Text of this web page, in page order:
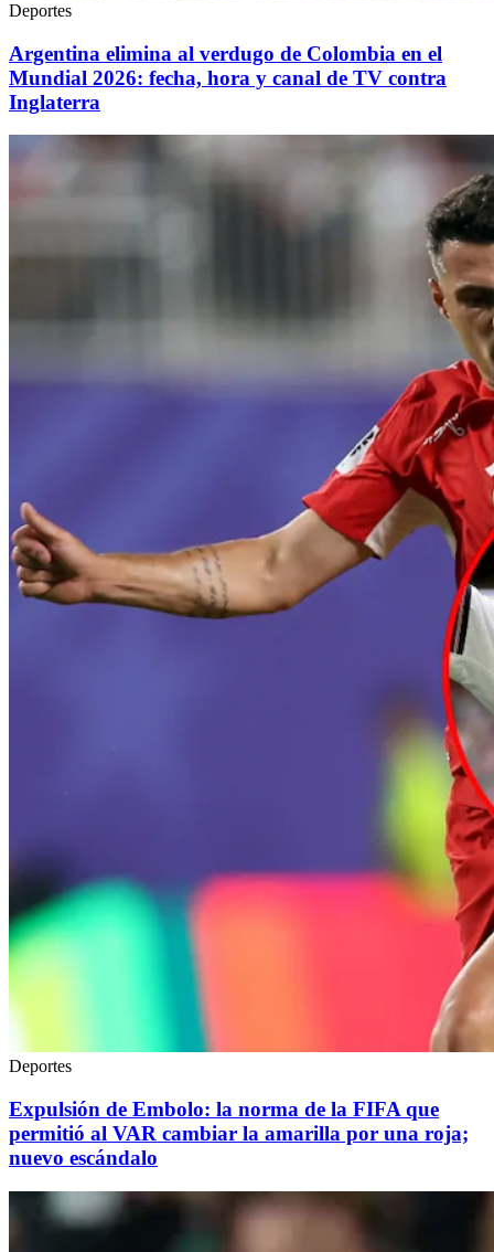
Deportes
Argentina elimina al verdugo de Colombia en el
Mundial 2026: fecha, hora y canal de TV contra
Inglaterra
Deportes
Expulsión de Embolo: la norma de la FIFA que
permitió al VAR cambiar la amarilla por una roja;
nuevo escándalo